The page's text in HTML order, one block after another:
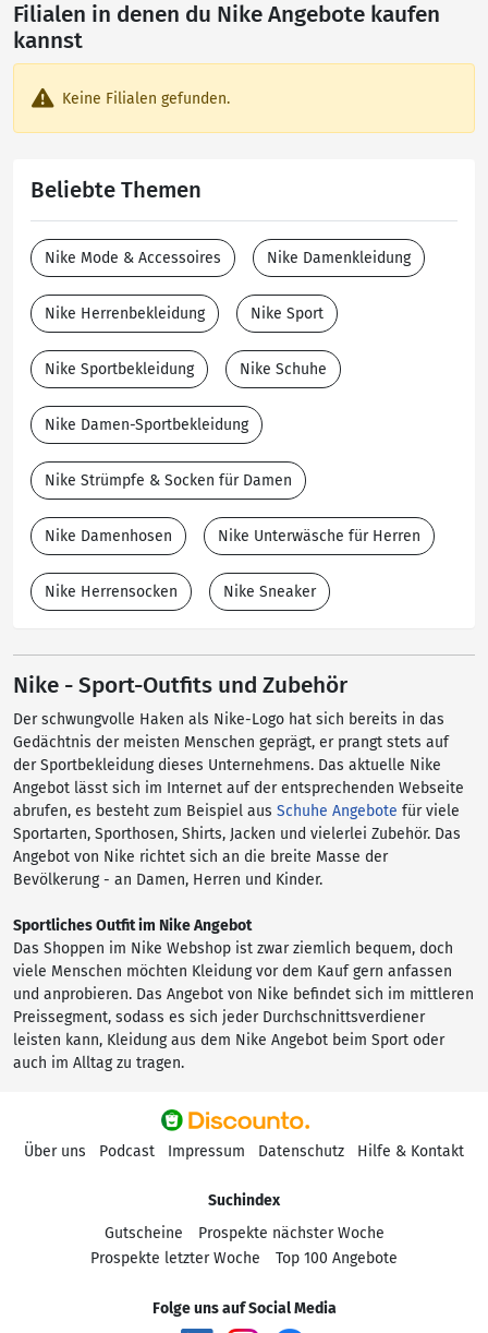
Filialen in denen du Nike Angebote kaufen
kannst
Keine Filialen gefunden.
Beliebte Themen
Nike Mode & Accessoires Nike Damenkleidung
Nike Herrenbekleidung Nike Sport
Nike Sportbekleidung Nike Schuhe
Nike Damen-Sportbekleidung
Nike Strümpfe & Socken für Damen
Nike Damenhosen Nike Unterwäsche für Herren
Nike Herrensocken Nike Sneaker
Nike - Sport-Outfits und Zubehör
Der schwungvolle Haken als Nike-Logo hat sich bereits in das
Gedächtnis der meisten Menschen geprägt, er prangt stets auf
der Sportbekleidung dieses Unternehmens. Das aktuelle Nike
Angebot lässt sich im Internet auf der entsprechenden Webseite
abrufen, es besteht zum Beispiel aus Schuhe Angebote für viele
Sportarten, Sporthosen, Shirts, Jacken und vielerlei Zubehör. Das
Angebot von Nike richtet sich an die breite Masse der
Bevölkerung - an Damen, Herren und Kinder.
Sportliches Outfit im Nike Angebot
Das Shoppen im Nike Webshop ist zwar ziemlich bequem, doch
viele Menschen möchten Kleidung vor dem Kauf gern anfassen
und anprobieren. Das Angebot von Nike befindet sich im mittleren
Preissegment, sodass es sich jeder Durchschnittsverdiener
leisten kann, Kleidung aus dem Nike Angebot beim Sport oder
auch im Alltag zu tragen.
Über uns Podcast Impressum Datenschutz Hilfe & Kontakt
Suchindex
Gutscheine
Prospekte nächster Woche
Prospekte letzter Woche
Top 100 Angebote
Folge uns auf Social Media